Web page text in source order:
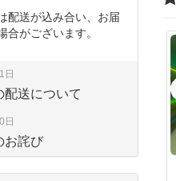
配送が込み合い、お届
合がございます。
日
配送について
日
お詫び